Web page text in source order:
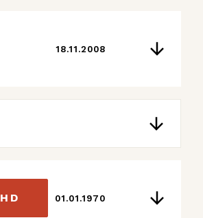
18.11.2008
HD 01.01.1970